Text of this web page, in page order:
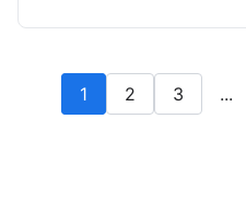
1 2 3 ...